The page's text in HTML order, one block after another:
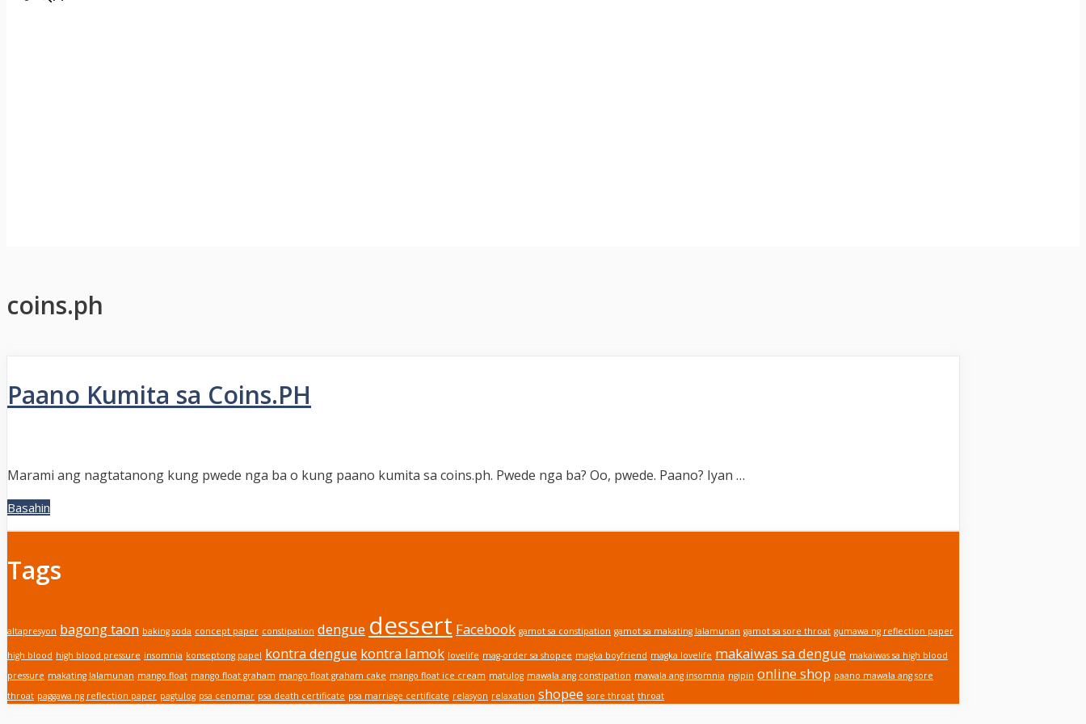
coins.ph
Paano Kumita sa Coins.PH
Marami ang nagtatanong kung pwede nga ba o kung paano kumita sa coins.ph. Pwede nga ba? Oo, pwede. Paano? Iyan …
Basahin
Tags
altapresyon bagong taon baking soda concept paper constipation dengue dessert Facebook gamot sa constipation gamot sa makating lalamunan gamot sa sore throat gumawa ng reflection paper
high blood high blood pressure insomnia konseptong papel kontra dengue kontra lamok lovelife mag-order sa shopee magka boyfriend magka lovelife makaiwas sa dengue makaiwas sa high blood
pressure makating lalamunan mango float mango float graham mango float graham cake mango float ice cream matulog mawala ang constipation mawala ang insomnia ngipin online shop paano mawala ang sore
throat paggawa ng reflection paper pagtulog psa cenomar psa death certificate psa marriage certificate relasyon relaxation shopee sore throat throat